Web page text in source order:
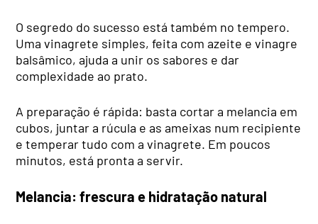
O segredo do sucesso está também no tempero.
Uma vinagrete simples, feita com azeite e vinagre
balsâmico, ajuda a unir os sabores e dar
complexidade ao prato.
A preparação é rápida: basta cortar a melancia em
cubos, juntar a rúcula e as ameixas num recipiente
e temperar tudo com a vinagrete. Em poucos
minutos, está pronta a servir.
Melancia: frescura e hidratação natural